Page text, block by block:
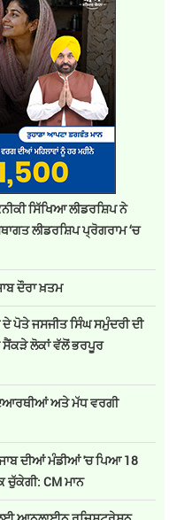
ਸਿੱਖਿਆ ਲੀਡਰਸ਼ਿਪ ਨੇ
ਲੀਡਰਸ਼ਿਪ ਪ੍ਰੋਗਰਾਮ ‘ਚ
ਦੌਰਾ ਖ਼ਤਮ
ਪੋਤੇ ਜਸਜੀਤ ਸਿੰਘ ਸਮੁੰਦਰੀ ਦੀ
ਸੈਂਕੜੇ ਲੋਕਾਂ ਵੱਲੋਂ ਭਰਪੂਰ
ਅਤੇ ਮੱਧ ਵਰਗੀ
ਦੀਆਂ ਮੰਡੀਆਂ 'ਚ ਪਿਆ 18
ਚੁੱਕੇਗੀ: CM ਮਾਨ